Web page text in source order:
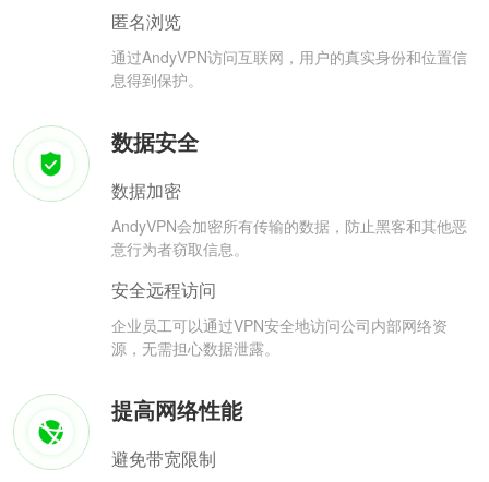
匿名浏览
通过AndyVPN访问互联网，用户的真实身份和位置信
息得到保护。
数据安全
数据加密
AndyVPN会加密所有传输的数据，防止黑客和其他恶
意行为者窃取信息。
安全远程访问
企业员工可以通过VPN安全地访问公司内部网络资
源，无需担心数据泄露。
提高网络性能
避免带宽限制